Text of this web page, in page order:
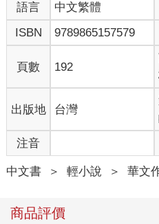
語言 中文繁體
ISBN
9789865157579
頁數 192
出版地 台灣
注音
中文書 ＞ 輕小說 ＞ 華文
商品評價